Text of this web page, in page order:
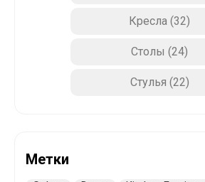
Кресла (32)
Столы (24)
Стулья (22)
Метки